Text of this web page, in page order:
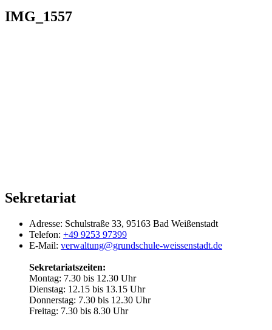
IMG_1557
Sekretariat
Adresse: Schulstraße 33, 95163 Bad Weißenstadt
Telefon: +49 9253 97399
E-Mail: verwaltung@grundschule-weissenstadt.de
Sekretariatszeiten:
Montag: 7.30 bis 12.30 Uhr
Dienstag: 12.15 bis 13.15 Uhr
Donnerstag: 7.30 bis 12.30 Uhr
Freitag: 7.30 bis 8.30 Uhr